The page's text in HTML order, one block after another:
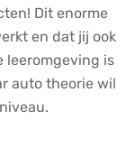
Dit enorme
en dat jij ook
leeromgeving is
auto theorie wil